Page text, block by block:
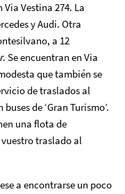
Vestina 274. La
y Audi. Otra
a 12
. Se encuentran en Via
que también se
de traslados al
de ‘Gran Turismo’.
una flota de
traslado al
a encontrarse un poco